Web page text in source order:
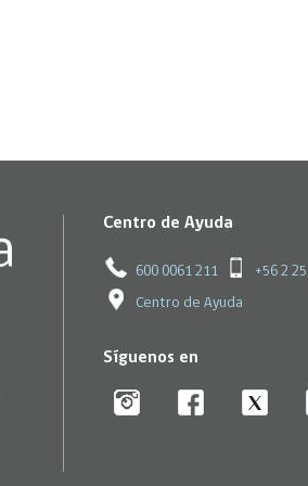
Centro de Ayuda
600 0061 211 +56 2
Centro de Ayuda
Síguenos en